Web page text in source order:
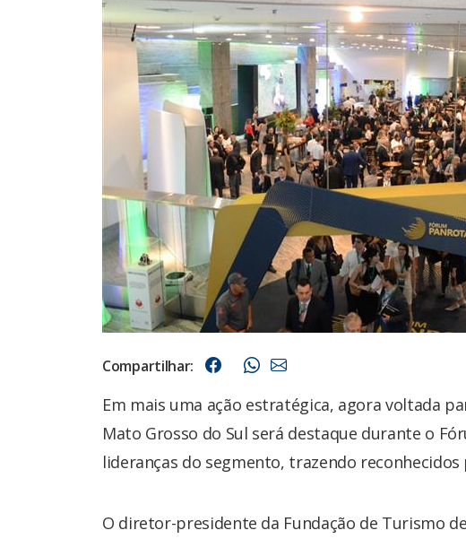
Compartilhar:
Em mais uma ação estratégica, agora voltada
Mato Grosso do Sul será destaque durante o
lideranças do segmento, trazendo
O diretor-presidente da Fundação de Turismo